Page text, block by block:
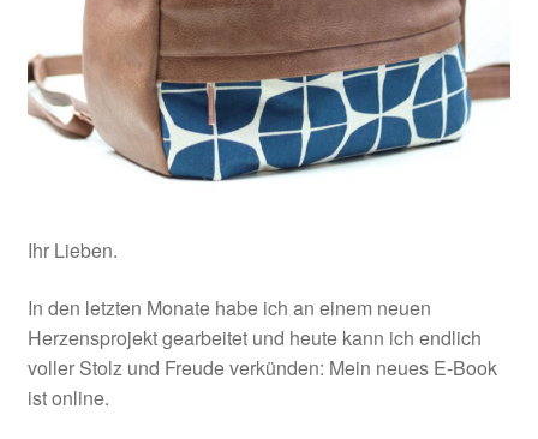
Ihr Lieben.
In den letzten Monate habe ich an einem neuen
Herzensprojekt gearbeitet und heute kann ich endlich
voller Stolz und Freude verkünden: Mein neues E-Book
ist online.